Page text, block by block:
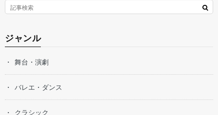
ジャンル
舞台・演劇
バレエ・ダンス
クラシック